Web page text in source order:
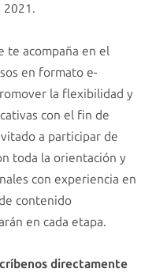
2021.
te acompaña en el
en formato e-
la flexibilidad y
con el fin de
a participar de
toda la orientación y
con experiencia en
contenido
en cada etapa.
directamente